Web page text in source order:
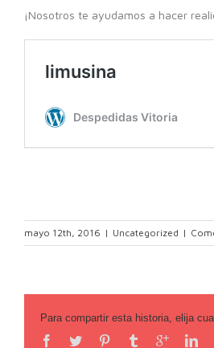
¡Nosotros te ayudamos a hacer
mayo 12th, 2016 | Uncategorized |
Para compartir esta historia, elija